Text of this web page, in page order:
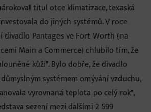
titul otce klimatizace, texaská
do jiných systémů. V roce
divadlo Pantages ve Fort Worth (na
Main a Commerce) chlubilo tím, že
kůží". Bylo dobře, že divadlo
systémem omývání vzduchu,
vyrovnaná teplota po celý rok",
sezení mezi dalšími 2 599